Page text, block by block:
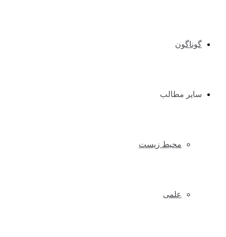
گوناگون
سایر مطالب
محیط زیست
علمی